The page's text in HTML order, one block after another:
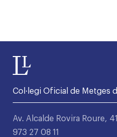
Col·legi Oficial de Metges
Av. Alcalde Rovira Roure,
973 27 08 11